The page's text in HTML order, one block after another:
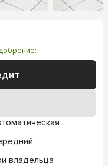
владельца